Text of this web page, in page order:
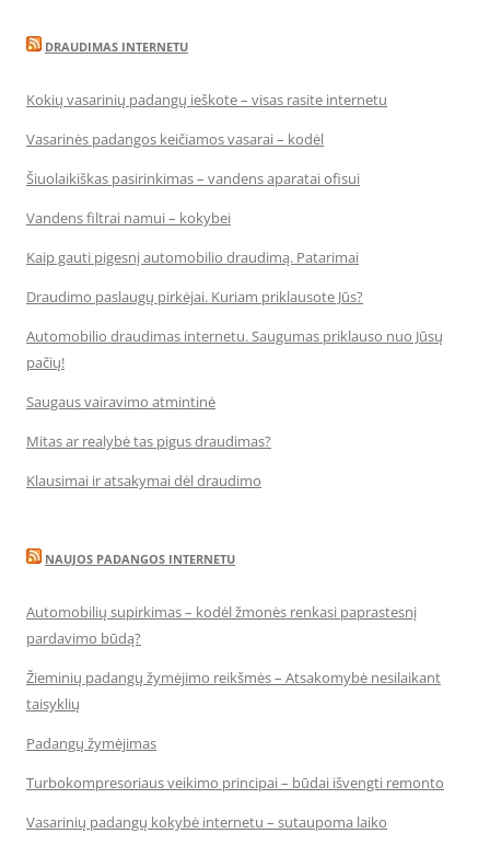
DRAUDIMAS INTERNETU
Kokių vasarinių padangų ieškote – visas rasite internetu
Vasarinės padangos keičiamos vasarai – kodėl
Šiuolaikiškas pasirinkimas – vandens aparatai ofisui
Vandens filtrai namui – kokybei
Kaip gauti pigesnį automobilio draudimą. Patarimai
Draudimo paslaugų pirkėjai. Kuriam priklausote Jūs?
Automobilio draudimas internetu. Saugumas priklauso nuo Jūsų
pačių!
Saugaus vairavimo atmintinė
Mitas ar realybė tas pigus draudimas?
Klausimai ir atsakymai dėl draudimo
NAUJOS PADANGOS INTERNETU
Automobilių supirkimas – kodėl žmonės renkasi paprastesnį
pardavimo būdą?
Žieminių padangų žymėjimo reikšmės – Atsakomybė nesilaikant
taisyklių
Padangų žymėjimas
Turbokompresoriaus veikimo principai – būdai išvengti remonto
Vasarinių padangų kokybė internetu – sutaupoma laiko